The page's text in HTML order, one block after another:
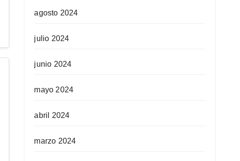
agosto 2024
julio 2024
junio 2024
mayo 2024
abril 2024
marzo 2024